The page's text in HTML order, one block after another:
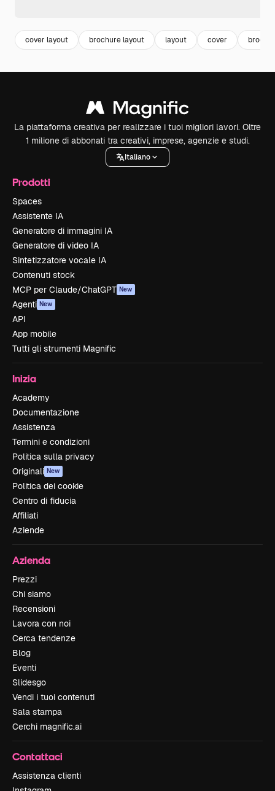
cover layout brochure layout layout cover
La piattaforma creativa per realizzare i tuoi migliori lavori. Oltre
1 milione di abbonati tra creativi, imprese, agenzie e studi.
Italiano
Prodotti
Spaces
Assistente IA
Generatore di immagini IA
Generatore di video IA
Sintetizzatore vocale IA
Contenuti stock
MCP per Claude/ChatGPT New
Agenti New
API
App mobile
Tutti gli strumenti Magnific
Inizia
Academy
Documentazione
Assistenza
Termini e condizioni
Politica sulla privacy
Originali New
Politica dei cookie
Centro di fiducia
Affiliati
Aziende
Azienda
Prezzi
Chi siamo
Recensioni
Lavora con noi
Cerca tendenze
Blog
Eventi
Slidesgo
Vendi i tuoi contenuti
Sala stampa
Cerchi magnific.ai
Contattaci
Assistenza clienti